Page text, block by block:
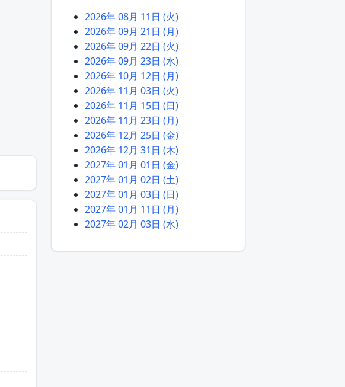
2026年 08月 11日 (火)
2026年 09月 21日 (月)
2026年 09月 22日 (火)
2026年 09月 23日 (水)
2026年 10月 12日 (月)
2026年 11月 03日 (火)
2026年 11月 15日 (日)
2026年 11月 23日 (月)
2026年 12月 25日 (金)
2026年 12月 31日 (木)
2027年 01月 01日 (金)
2027年 01月 02日 (土)
2027年 01月 03日 (日)
2027年 01月 11日 (月)
2027年 02月 03日 (水)